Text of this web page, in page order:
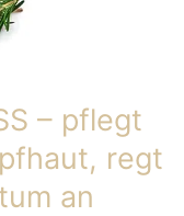
– pflegt
regt
an